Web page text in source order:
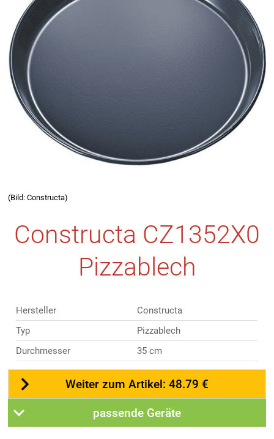
(Bild: Constructa)
Constructa CZ1352X0
Pizzablech
Hersteller
Constructa
Typ
Pizzablech
Durchmesser
35 cm
Weiter zum Artikel: 48.79 €
passende Geräte